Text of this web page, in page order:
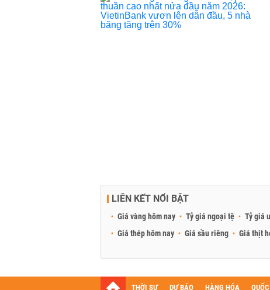
LIÊN KẾT NỔI BẬT
Giá vàng hôm nay Tỷ giá ngoại tệ Tỷ giá
Giá thép hôm nay
Giá sầu riêng Giá thịt
THỜI SỰ DỰ BÁO HÀNG HÓA